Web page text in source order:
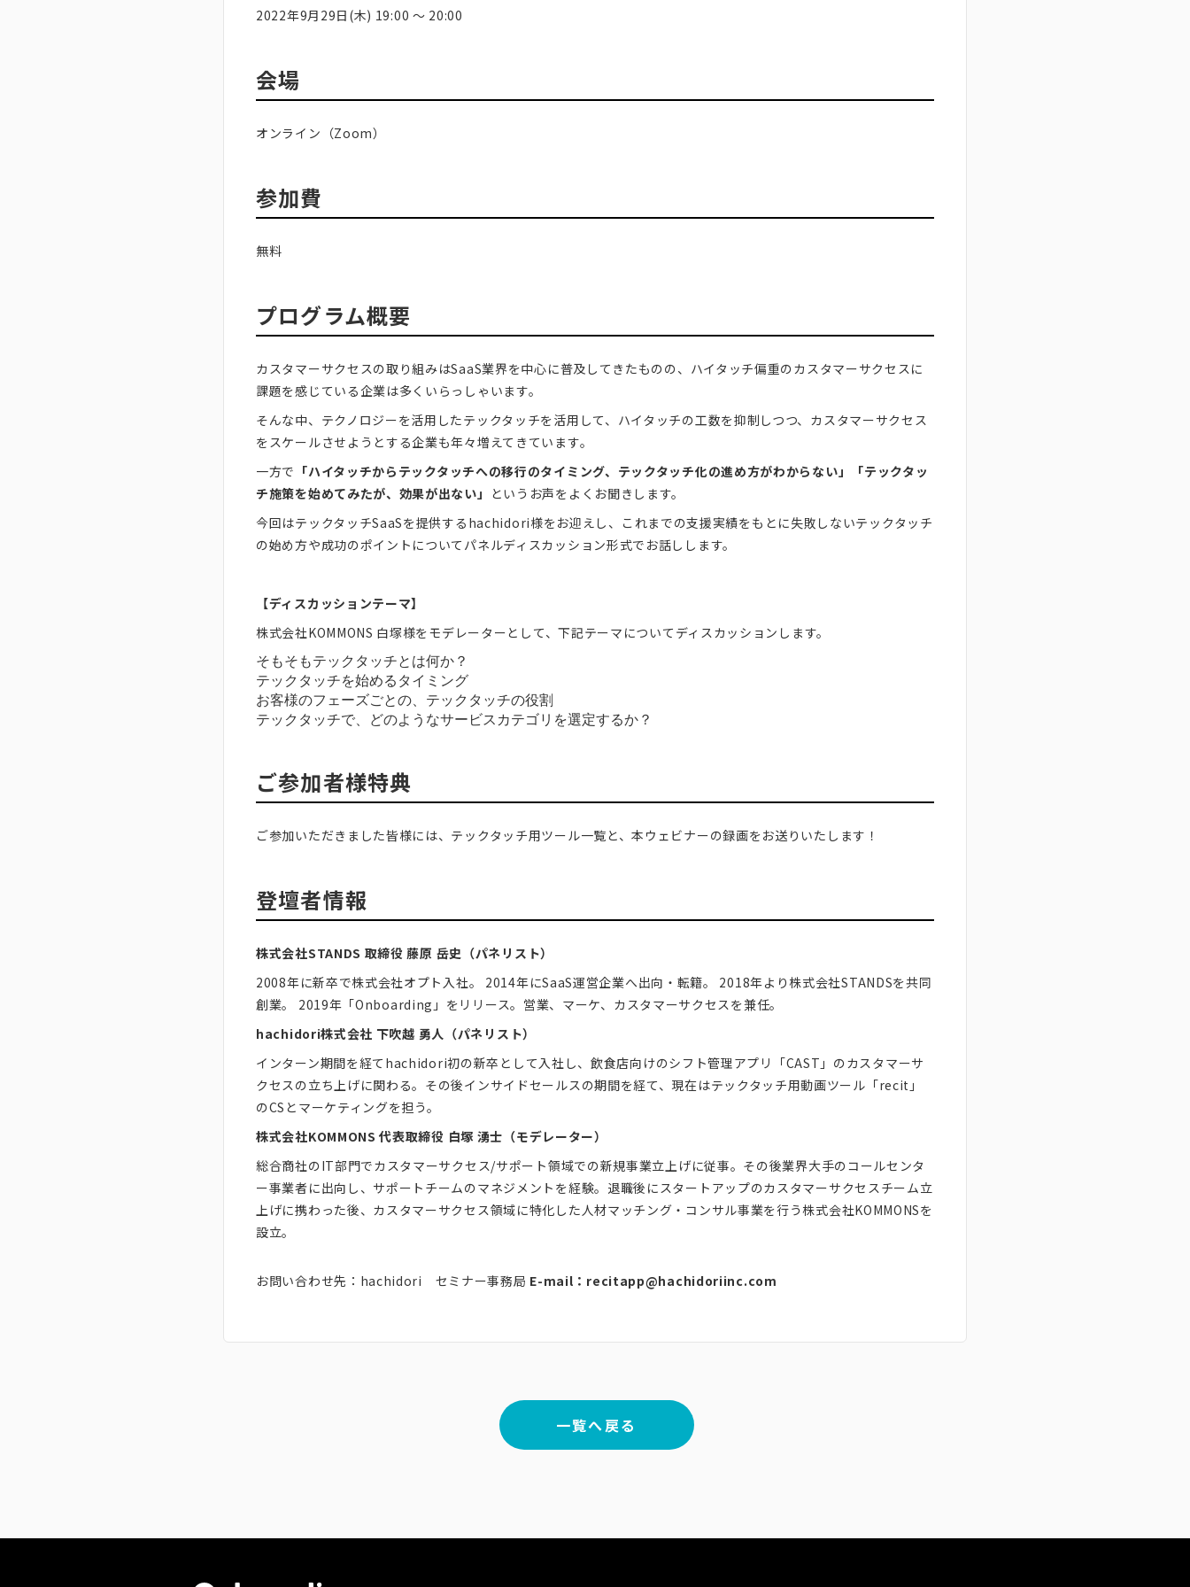
2022年9月29日(木) 19:00 〜 20:00
会場
オンライン（Zoom）
参加費
無料
プログラム概要
カスタマーサクセスの取り組みはSaaS業界を中心に普及してきたものの、ハイタッチ偏重のカスタマーサクセスに
課題を感じている企業は多くいらっしゃいます。
そんな中、テクノロジーを活用したテックタッチを活用して、ハイタッチの工数を抑制しつつ、カスタマーサクセス
をスケールさせようとする企業も年々増えてきています。
一方で 「ハイタッチからテックタッチへの移行のタイミング、テックタッチ化の進め方がわからない」「テックタッ
チ施策を始めてみたが、効果が出ない」 というお声をよくお聞きします。
今回はテックタッチSaaSを提供するhachidori様をお迎えし、これまでの支援実績をもとに失敗しないテックタッチ
の始め方や成功のポイントについてパネルディスカッション形式でお話しします。
【ディスカッションテーマ】
株式会社KOMMONS 白塚様をモデレーターとして、下記テーマについてディスカッションします。
そもそもテックタッチとは何か？
テックタッチを始めるタイミング
お客様のフェーズごとの、テックタッチの役割
テックタッチで、どのようなサービスカテゴリを選定するか？
ご参加者様特典
ご参加いただきました皆様には、テックタッチ用ツール一覧と、本ウェビナーの録画をお送りいたします！
登壇者情報
株式会社STANDS 取締役 藤原 岳史（パネリスト）
2008年に新卒で株式会社オプト入社。 2014年にSaaS運営企業へ出向・転籍。 2018年より株式会社STANDSを共同
創業。 2019年 「Onboarding」 をリリース。営業、マーケ、カスタマーサクセスを兼任。
hachidori株式会社 下吹越 勇人（パネリスト）
インターン期間を経てhachidori初の新卒として入社し、飲食店向けのシフト管理アプリ「CAST」のカスタマーサ
クセスの立ち上げに関わる。その後インサイドセールスの期間を経て、現在はテックタッチ用動画ツール「recit」
のCSとマーケティングを担う。
株式会社KOMMONS 代表取締役 白塚 湧士（モデレーター）
総合商社のIT部門でカスタマーサクセス/サポート領域での新規事業立上げに従事。その後業界大手のコールセンタ
ー事業者に出向し、サポートチームのマネジメントを経験。退職後にスタートアップのカスタマーサクセスチーム立
上げに携わった後、カスタマーサクセス領域に特化した人材マッチング・コンサル事業を行う株式会社KOMMONSを
設立。
お問い合わせ先：hachidori セミナー事務局 E-mail：recitapp@hachidoriinc.com
一覧へ戻る